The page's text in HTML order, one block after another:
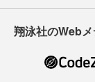
翔泳社のWeb